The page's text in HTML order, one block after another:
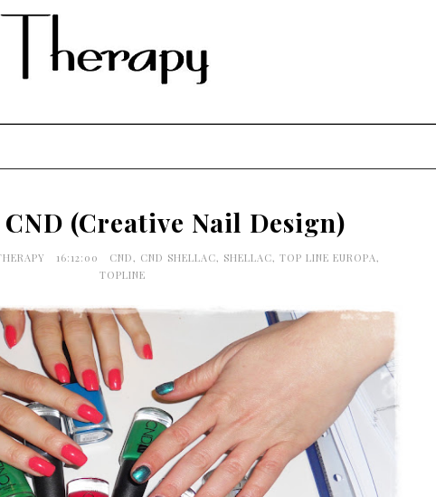
(Creative Nail Design)
16:12:00 CND, CND SHELLAC, SHELLAC, TOP LINE EUROPA,
TOPLINE